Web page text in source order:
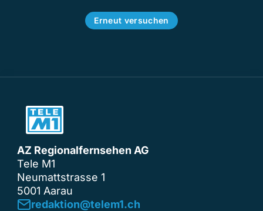
Erneut versuchen
AZ Regionalfernsehen AG
Tele M1
Neumattstrasse 1
5001 Aarau
redaktion@telem1.ch